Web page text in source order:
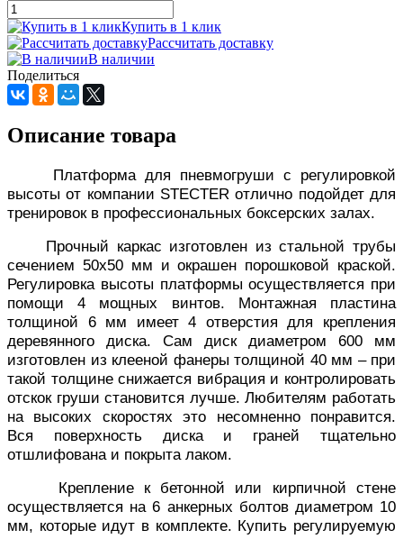
Купить в 1 клик
Рассчитать доставку
В наличии
Поделиться
Описание товара
Платформа для пневмогруши с регулировкой
высоты от компании STECTER отлично подойдет для
тренировок в профессиональных боксерских залах.
Прочный каркас изготовлен из стальной трубы
сечением 50х50 мм и окрашен порошковой краской.
Регулировка высоты платформы осуществляется при
помощи 4 мощных винтов. Монтажная пластина
толщиной 6 мм имеет 4 отверстия для крепления
деревянного диска. Сам диск диаметром 600 мм
изготовлен из клееной фанеры толщиной 40 мм – при
такой толщине снижается вибрация и контролировать
отскок груши становится лучше. Любителям работать
на высоких скоростях это несомненно понравится.
Вся поверхность диска и граней тщательно
отшлифована и покрыта лаком.
Крепление к бетонной или кирпичной стене
осуществляется на 6 анкерных болтов диаметром 10
мм, которые идут в комплекте. Купить регулируемую